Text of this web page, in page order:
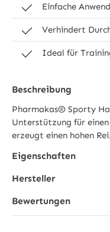
Einfache
Verhindert
Ideal für
Beschreibung
Pharmakas® Sporty
Unterstützung für
erzeugt einen hohen
Eigenschaften
Hersteller
Bewertungen